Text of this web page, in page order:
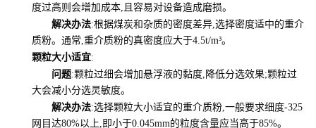
度过高则会增加成本,且容易对设备造成磨损。
解决办法:根据煤炭和杂质的密度差异,选择密度适中的重介
质粉。通常,重介质粉的真密度应大于4.5t/m³。
颗粒大小适宜:
问题:颗粒过细会增加悬浮液的黏度,降低分选效果;颗粒过
大会减小分选灵敏度。
解决办法:选择颗粒大小适宜的重介质粉,一般要求细度-325
网目达80%以上,即小于0.045mm的粒度含量应当高于85%。